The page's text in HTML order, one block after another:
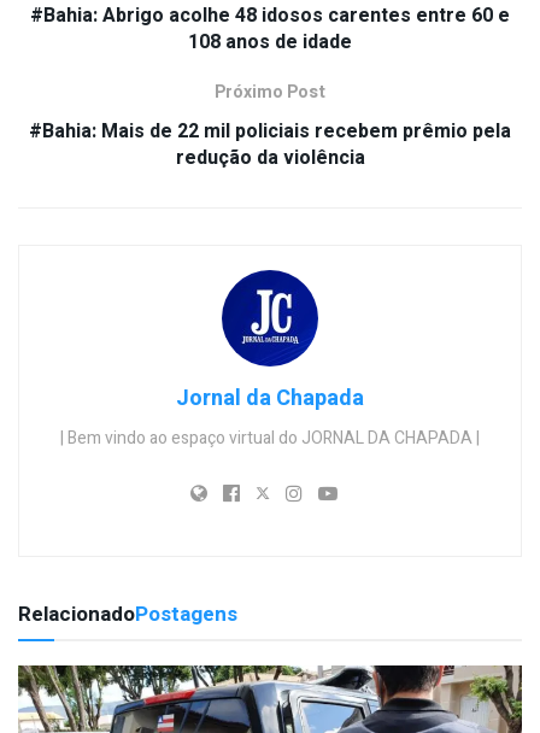
#Bahia: Abrigo acolhe 48 idosos carentes entre 60 e
108 anos de idade
Próximo Post
#Bahia: Mais de 22 mil policiais recebem prêmio pela
redução da violência
Jornal da Chapada
| Bem vindo ao espaço virtual do JORNAL DA CHAPADA |
RelacionadoPostagens